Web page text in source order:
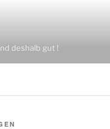
deshalb gut !